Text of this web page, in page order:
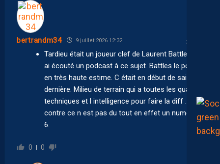
bertrandm34 9 juillet 2026 12:32
Tardieu était un joueur clef de Laurent Battles . J
ai écouté un podcast à ce sujet. Battles le porte
en très haute estime. C était en début de saison
dernière. Milieu de terrain qui a toutes les qualités
techniques et l intelligence pour faire la diff . Par
contre ce n est pas du tout en effet un numéro
6.
0 0